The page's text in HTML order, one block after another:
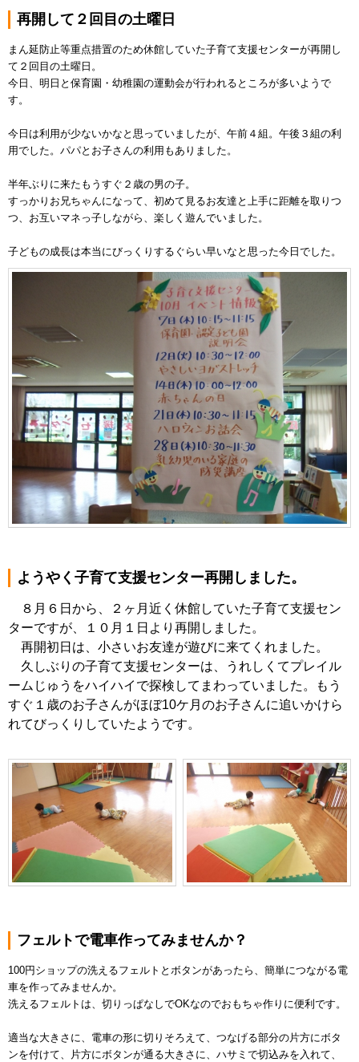
再開して２回目の土曜日
まん延防止等重点措置のため休館していた子育て支援センターが再開し
て２回目の土曜日。
今日、明日と保育園・幼稚園の運動会が行われるところが多いようで
す。
今日は利用が少ないかなと思っていましたが、午前４組。午後３組の利
用でした。パパとお子さんの利用もありました。
半年ぶりに来たもうすぐ２歳の男の子。
すっかりお兄ちゃんになって、初めて見るお友達と上手に距離を取りつ
つ、お互いマネっ子しながら、楽しく遊んでいました。
子どもの成長は本当にびっくりするぐらい早いなと思った今日でした。
ようやく子育て支援センター再開しました。
８月６日から、２ヶ月近く休館していた子育て支援セン
ターですが、１０月１日より再開しました。
再開初日は、小さいお友達が遊びに来てくれました。
久しぶりの子育て支援センターは、うれしくてプレイル
ームじゅうをハイハイで探検してまわっていました。もう
すぐ１歳のお子さんがほぼ10ケ月のお子さんに追いかけら
れてびっくりしていたようです。
フェルトで電車作ってみませんか？
100円ショップの洗えるフェルトとボタンがあったら、簡単につながる電
車を作ってみませんか。
洗えるフェルトは、切りっぱなしでOKなのでおもちゃ作りに便利です。
適当な大きさに、電車の形に切りそろえて、つなげる部分の片方にボタ
ンを付けて、片方にボタンが通る大きさに、ハサミで切込みを入れて、